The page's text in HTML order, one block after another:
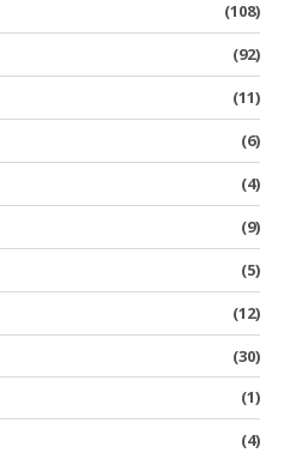
(108)
(92)
(11)
(6)
(4)
(9)
(5)
(12)
(30)
(1)
(4)